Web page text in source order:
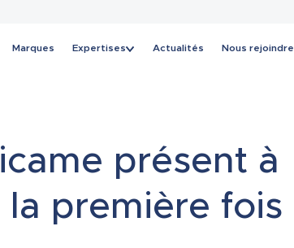
Marques Expertises Actualités Nous rejoindre
présent à
la première fois